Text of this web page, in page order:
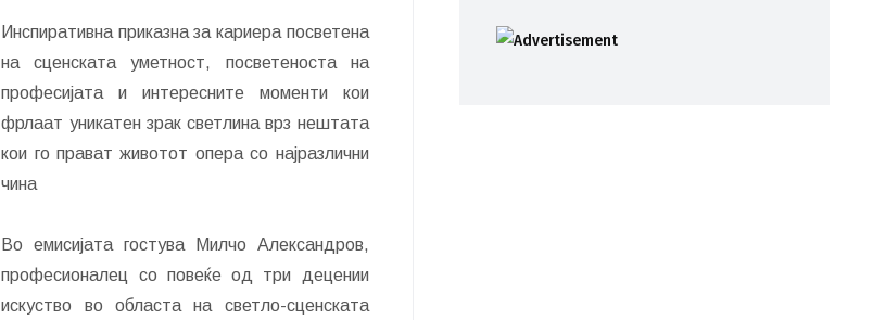
Инспиративна приказна за кариера посветена
на сценската уметност, посветеноста на
професијата и интересните моменти кои
фрлаат уникатен зрак светлина врз нештата
кои го прават животот опера со најразлични
чина
Во емисијата гостува Милчо Александров,
професионалец со повеќе од три децении
искуство во областа на светло-сценската